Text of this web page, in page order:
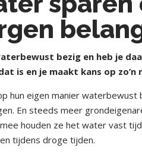
waterbewust bezig en heb je
is en je maakt kans op
hun eigen manier
En steeds meer
houden ze het water vast
tijdens droge tijden.